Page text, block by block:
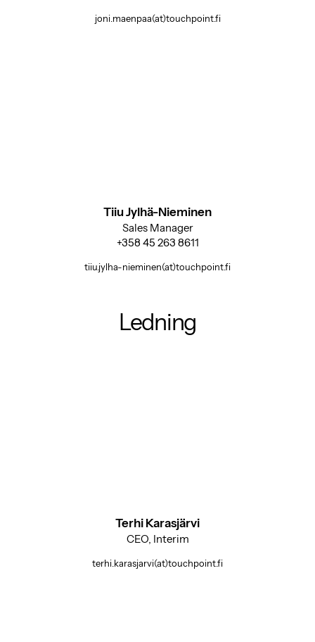
joni.maenpaa(at)touchpoint.fi
Tiiu Jylhä-Nieminen
Sales Manager
+358 45 263 8611
tiiu.jylha-nieminen(at)touchpoint.fi
Ledning
Terhi Karasjärvi
CEO, Interim
terhi.karasjarvi(at)touchpoint.fi